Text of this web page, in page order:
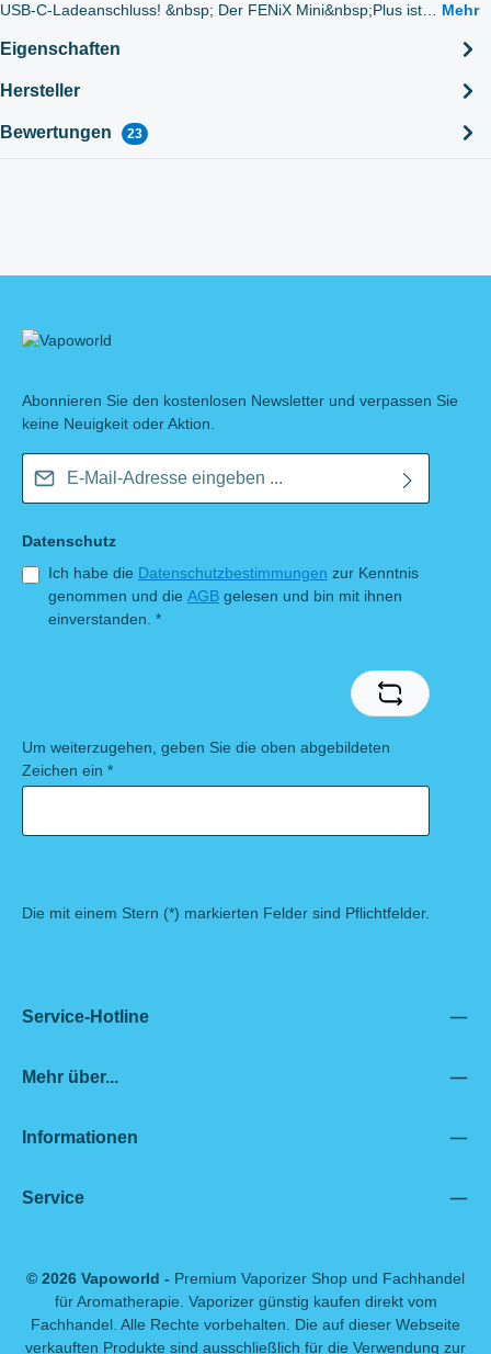
USB-C-Ladeanschluss! &nbsp; Der FENiX Mini&nbsp;Plus ist… Mehr
Eigenschaften
Hersteller
Bewertungen 23
Abonnieren Sie den kostenlosen Newsletter und verpassen Sie
keine Neuigkeit oder Aktion.
Datenschutz
Ich habe die Datenschutzbestimmungen zur Kenntnis
genommen und die AGB gelesen und bin mit ihnen
einverstanden. *
Um weiterzugehen, geben Sie die oben abgebildeten
Zeichen ein *
Die mit einem Stern (*) markierten Felder sind Pflichtfelder.
Service-Hotline
Mehr über...
Informationen
Service
© 2026 Vapoworld - Premium Vaporizer Shop und Fachhandel
für Aromatherapie. Vaporizer günstig kaufen direkt vom
Fachhandel. Alle Rechte vorbehalten. Die auf dieser Webseite
verkauften Produkte sind ausschließlich für die Verwendung zur